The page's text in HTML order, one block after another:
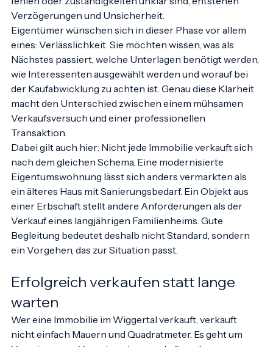
Schritt sauber ineinandergreifen. Wenn Informationen
fehlen oder Zuständigkeiten unklar sind, entstehen
Verzögerungen und Unsicherheit.
Eigentümer wünschen sich in dieser Phase vor allem
eines: Verlässlichkeit. Sie möchten wissen, was als
Nächstes passiert, welche Unterlagen benötigt werden,
wie Interessenten ausgewählt werden und worauf bei
der Kaufabwicklung zu achten ist. Genau diese Klarheit
macht den Unterschied zwischen einem mühsamen
Verkaufsversuch und einer professionellen
Transaktion.
Dabei gilt auch hier: Nicht jede Immobilie verkauft sich
nach dem gleichen Schema. Eine modernisierte
Eigentumswohnung lässt sich anders vermarkten als
ein älteres Haus mit Sanierungsbedarf. Ein Objekt aus
einer Erbschaft stellt andere Anforderungen als der
Verkauf eines langjährigen Familienheims. Gute
Begleitung bedeutet deshalb nicht Standard, sondern
Erfolgreich verkaufen statt lange
warten
Wer eine Immobilie im Wiggertal verkauft, verkauft